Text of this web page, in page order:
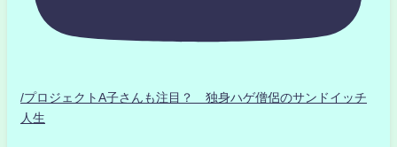
/プロジェクトA子さんも注目？ 独身ハゲ僧侶のサンドイッチ
人生